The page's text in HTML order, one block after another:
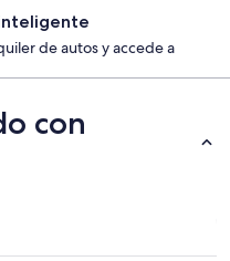
de autos y accede a
con